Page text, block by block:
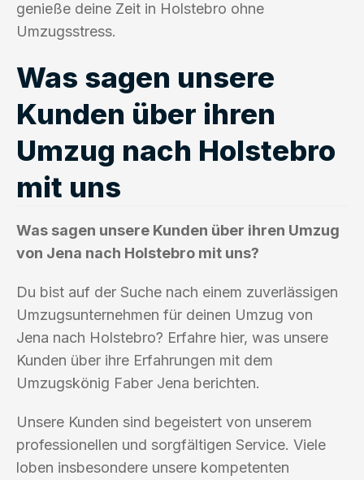
genieße deine Zeit in Holstebro ohne
Umzugsstress.
Was sagen unsere
Kunden über ihren
Umzug nach Holstebro
mit uns
Was sagen unsere Kunden über ihren Umzug
von Jena nach Holstebro mit uns?
Du bist auf der Suche nach einem zuverlässigen
Umzugsunternehmen für deinen Umzug von
Jena nach Holstebro? Erfahre hier, was unsere
Kunden über ihre Erfahrungen mit dem
Umzugskönig Faber Jena berichten.
Unsere Kunden sind begeistert von unserem
professionellen und sorgfältigen Service. Viele
loben insbesondere unsere kompetenten